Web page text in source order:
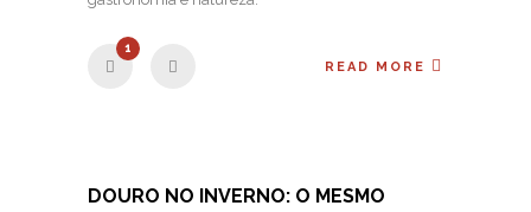
1
READ MORE
DOURO NO INVERNO: O MESMO